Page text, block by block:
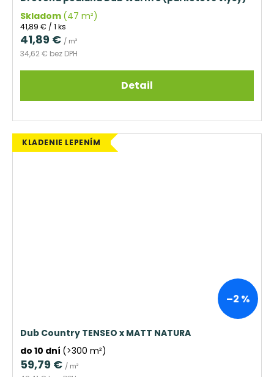
Skladom (47 m²)
34,62 € bez DPH
41,89 € / m²
Jednotková
cena:
41,89 € / 1 ks
Detail
KLADENIE LEPENÍM
–2 %
Dub Country TENSEO x MATT NATURA
do 10 dní (>300 m²)
59,79 € / m²